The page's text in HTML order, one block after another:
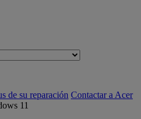
de su reparación Contactar a Acer